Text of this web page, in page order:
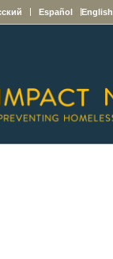
English
Español